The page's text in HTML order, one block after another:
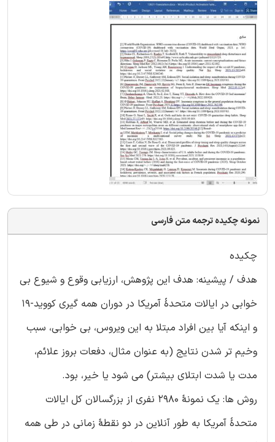
نمونه چکیده ترجمه متن فارسی
چکیده
هدف / پیشینه: هدف این پژوهش، ارزیابی وقوع و شیوع بی
خوابی در ایالات متحدۀ آمریکا در دوران همه گیری کووید-19
و اینکه آیا بین افراد مبتلا به این ویروس، بی خوابی، سبب
وخیم تر شدن نتایج (به عنوان مثال، دفعات بروز علائم،
مدت یا شدت ابتلای بیشتر) می شود یا خیر، بود.
روش ها: یک نمونۀ 2980 نفری از بزرگسالان کل ایالات
متحدۀ آمریکا به طور آنلاین در دو نقطۀ زمانی در طی همه